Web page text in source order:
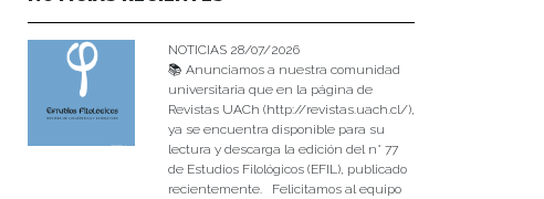
NOTICIAS 28/07/2026
📚 Anunciamos a nuestra comunidad
universitaria que en la página de
Revistas UACh (http://revistas.uach.cl/),
ya se encuentra disponible para su
lectura y descarga la edición del n° 77
de Estudios Filológicos (EFIL), publicado
recientemente. Felicitamos al equipo